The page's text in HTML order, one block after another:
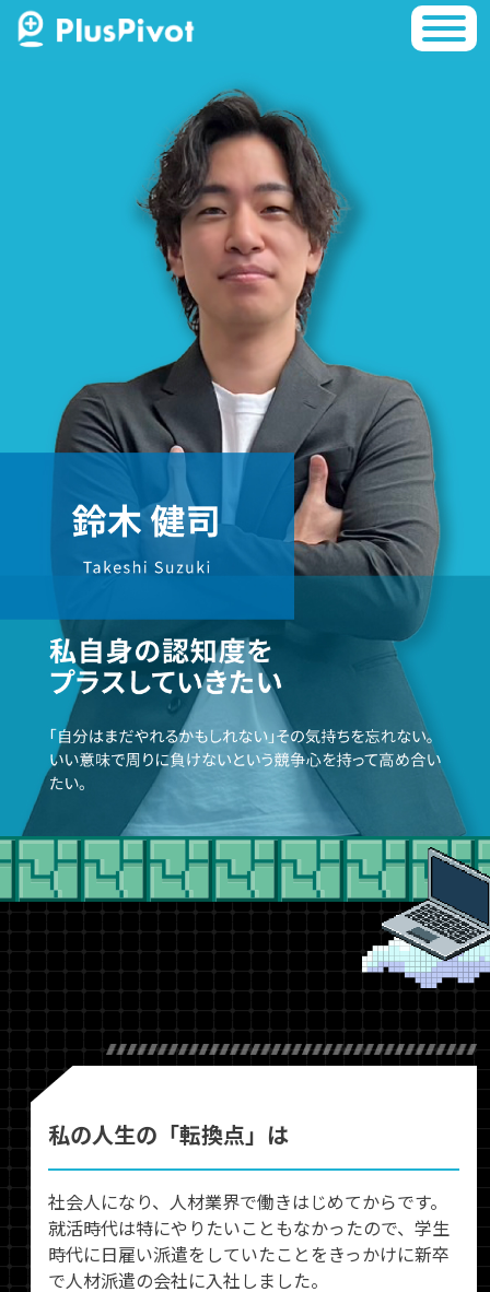
私の人生の「転換点」は
社会人になり、人材業界で働きはじめてからです。
就活時代は特にやりたいこともなかったので、学生
時代に日雇い派遣をしていたことをきっかけに新卒
で人材派遣の会社に入社しました。